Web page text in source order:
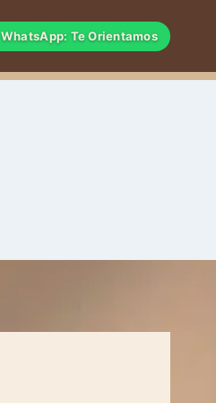
WhatsApp: Te Orientamos